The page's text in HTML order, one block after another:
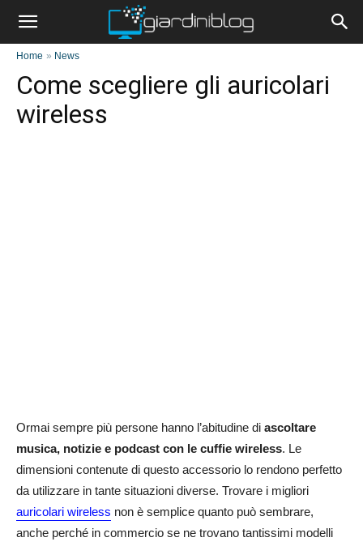
Home » News
Come scegliere gli auricolari
wireless
Ormai sempre più persone hanno l’abitudine di ascoltare
musica, notizie e podcast con le cuffie wireless. Le
dimensioni contenute di questo accessorio lo rendono perfetto
da utilizzare in tante situazioni diverse. Trovare i migliori
auricolari wireless non è semplice quanto può sembrare,
anche perché in commercio se ne trovano tantissimi modelli